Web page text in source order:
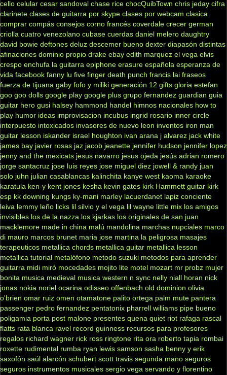
cello celular cesar sandoval chase rice chocQuibTown chris jeday cifra
clarinete clases de guitarra por skype clases por webcam clasica
comprar compás consejos corno francés coverdale crecer german
criolla cuatro venezolano cubase cuerdas daniel melero daughtry
david bowie deftones deluz descemer bueno dexter diapasón distintas
afinaciones dominio propio drake ebay edith marquez el vega elvis
crespo enchufa la guitarra epiphone erasure española esperanza de
vida facebook fanny lu five finger death punch francis lai fraseos
fuerza de tijuana gaby fofo y miliki generación 12 gifts gloria estefan
goo goo dolls google play google plus grupo fernandez guardian guia
guitar hero gusi halsey hammond handel himnos nacionales how to
play humor ideas improvisacion incubus ingrid rosario inner circle
interpuesto intoxicados invasores de nuevo leon inventos iron man
guitar lesson iskander israel houghton ivan arana j alvarez jack white
james bay javier rosas jaz jacob jeanette jennifer hudson jennifer lopez
jenny and the mexicats jesus navarro jesus ojeda jesús adrian romero
jorge santacruz jose luis reyes jose miguel diez jowell & randy juan
solo juhn julian casablancas kalinchita kanye west kaoma karaoke
karatula ken-y kent jones kesha kevin gates kirk Hammett guitar kirk
esp kk downing kungs ky-mani marley lacuerdanet lapiz conciente
leiva lemmy leño licks lil silvio y el vega lil wayne little mix los amigos
invisibles los de la nazza los kjarkas los originales de san juan
macklemore made in china malú mandolina marchas nupciales marco
di mauro marcos brunet maria jose martina la peligrosa masajes
terapeuticos metallica chords metallica guitar metallica lesson
metallica tutorial metalófono metodo suzuki metodos para aprender
guitarra midi miró mocedades mojito lite motel mozart mr probz mujer
bonita musica medieval musica western n sync nelly niall horan nick
jonas nokia noriel ocarina odisseo offenbach old dominion olivia
o'brien omar ruiz omen otamatone palito ortega palm mute pantera
passenger pedro fernandez pentatonix pharrell williams pipe bueno
poligamia porta post malone presentes quena quiet riot rafaga rascal
flatts rata blanca ravel record guinness recursos para profesores
regalos richard wagner rick ross ringtone rita ora roberto tapia rombai
roxette rudimental rumba ryan lewis samson sasha benny y erik
saxofón saúl alarcón schubert scott travis segunda mano seguros
seguros instrumentos musicales sergio vega servando y florentino